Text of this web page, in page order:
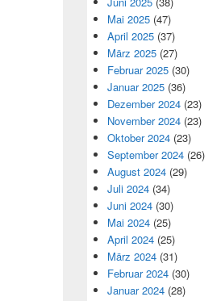
Mai 2025 (47)
April 2025 (37)
März 2025 (27)
Februar 2025 (30)
Januar 2025 (36)
Dezember 2024 (23)
November 2024 (23)
Oktober 2024 (23)
September 2024 (26)
August 2024 (29)
Juli 2024 (34)
Juni 2024 (30)
Mai 2024 (25)
April 2024 (25)
März 2024 (31)
Februar 2024 (30)
Januar 2024 (28)